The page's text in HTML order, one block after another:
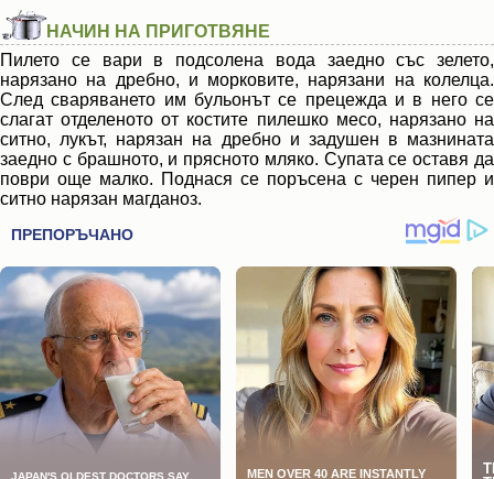
НАЧИН НА ПРИГОТВЯНЕ
Пилето се вари в подсолена вода заедно със зелето,
нарязано на дребно, и морковите, нарязани на колелца.
След сваряването им бульонът се прецежда и в него се
слагат отделеното от костите пилешко месо, нарязано на
ситно, лукът, нарязан на дребно и задушен в мазнината
заедно с брашното, и прясното мляко. Супата се оставя да
поври още малко. Поднася се поръсена с черен пипер и
ситно нарязан магданоз.